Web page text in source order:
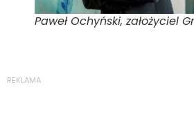
Paweł Ochyński, założyciel
REKLAMA